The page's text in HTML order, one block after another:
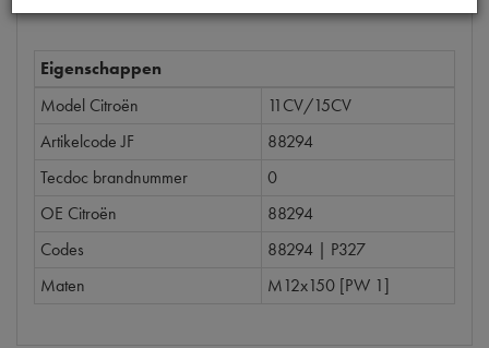
Eigenschappen
Model Citroën
11CV/15CV
Artikelcode JF
88294
Tecdoc brandnummer
0
OE Citroën
88294
Codes
88294 | P327
Maten
M12x150 [PW 1]